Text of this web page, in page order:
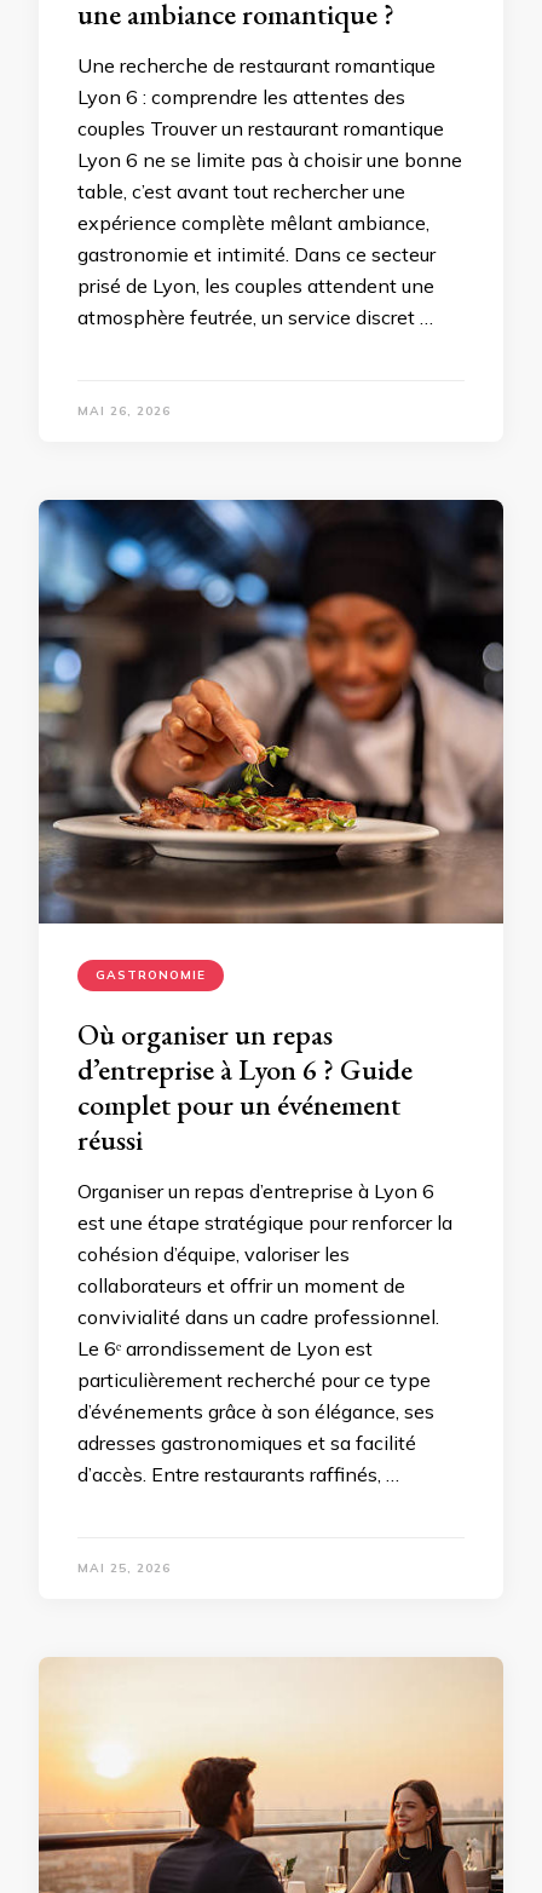
une ambiance romantique ?
Une recherche de restaurant romantique
Lyon 6 : comprendre les attentes des
couples Trouver un restaurant romantique
Lyon 6 ne se limite pas à choisir une bonne
table, c’est avant tout rechercher une
expérience complète mêlant ambiance,
gastronomie et intimité. Dans ce secteur
prisé de Lyon, les couples attendent une
atmosphère feutrée, un service discret …
MAI 26, 2026
GASTRONOMIE
Où organiser un repas
d’entreprise à Lyon 6 ? Guide
complet pour un événement
réussi
Organiser un repas d’entreprise à Lyon 6
est une étape stratégique pour renforcer la
cohésion d’équipe, valoriser les
collaborateurs et offrir un moment de
convivialité dans un cadre professionnel.
Le 6ᵉ arrondissement de Lyon est
particulièrement recherché pour ce type
d’événements grâce à son élégance, ses
adresses gastronomiques et sa facilité
d’accès. Entre restaurants raffinés, …
MAI 25, 2026